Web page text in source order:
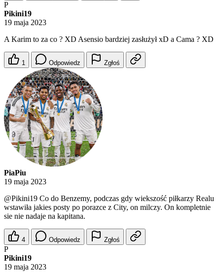
P
Pikini19
19 maja 2023
A Karim to za co ? XD Asensio bardziej zasłużył xD a Cama ? XD
1 Odpowiedz Zgłoś
PiaPiu
19 maja 2023
@Pikini19 Co do Benzemy, podczas gdy wiekszość piłkarzy Realu
wstawiła jakies posty po porazce z City, on milczy. On kompletnie
sie nie nadaje na kapitana.
4 Odpowiedz Zgłoś
P
Pikini19
19 maja 2023